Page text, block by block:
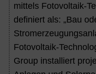
mittels Fotovoltaik-
definiert als: „Bau
Fotovoltaik-
Group installiert